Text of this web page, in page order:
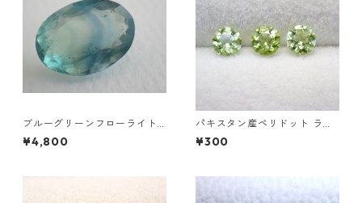
ブルーグリーンフローライト
オーバルカットルース 10.2ct
15.4mm*11.1mm*8.0mm
¥4,800
パキスタン産ペリドット ラウ
ンドカットルース 0.1ct前後 3.
5mm前後
¥300